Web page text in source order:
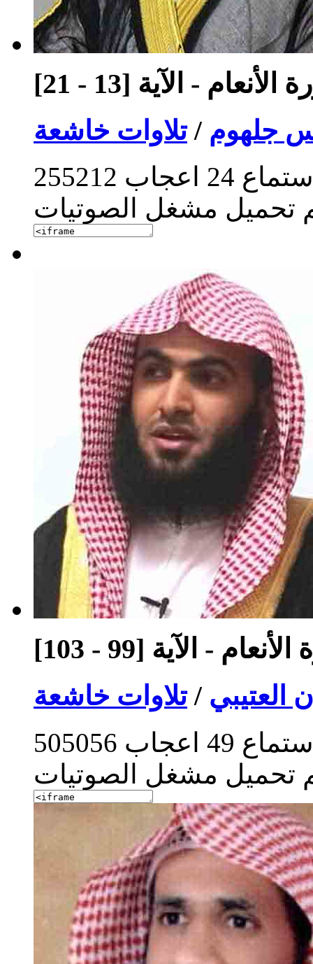
- الآية [13 - 21]
جلهوم /تلاوات خاشعة
255212
24 اعجاب
تحميل مشغل الصوتيات
- الآية [99 - 103]
العتيبي /تلاوات خاشعة
505056
49 اعجاب
تحميل مشغل الصوتيات